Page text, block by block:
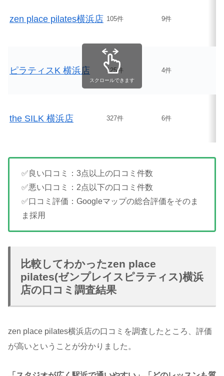
zen place pilates横浜店 105件 9件
ピラティスK 横浜店 125件 4件
the SILK 横浜店 327件 6件
スクロールできます
✅良い口コミ：3点以上の口コミ件数
✅悪い口コミ：2点以下の口コミ件数
✅口コミ評価：Googleマップの総合評価をそのま
ま採用
比較してわかったzen place
pilates(ゼンプレイスピラティス)横浜
店の口コミ調査結果
zen place pilates横浜店の口コミを調査したところ、評価
が高いということが分かりました。